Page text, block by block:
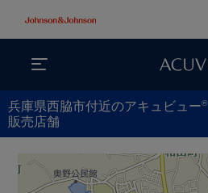
兵庫県西脇市付近のアキュビュー®
販売店舗